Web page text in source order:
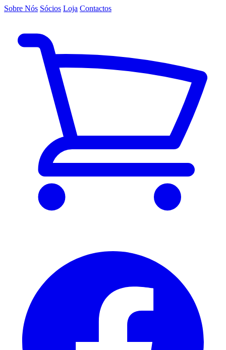
Sobre Nós Sócios Loja Contactos